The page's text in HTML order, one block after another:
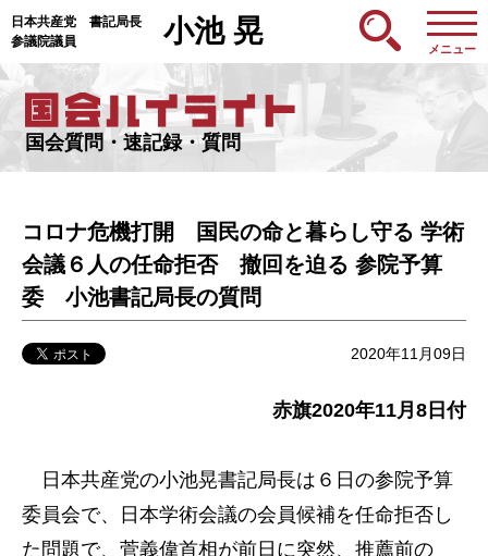
日本共産党 書記局長
参議院議員
小池 晃
メニュー
国会質問・速記録・質問
コロナ危機打開 国民の命と暮らし守る 学術
会議６人の任命拒否 撤回を迫る 参院予算
委 小池書記局長の質問
2020年11月09日
赤旗2020年11月8日付
日本共産党の小池晃書記局長は６日の参院予算
委員会で、日本学術会議の会員候補を任命拒否し
た問題で、菅義偉首相が前日に突然、推薦前の